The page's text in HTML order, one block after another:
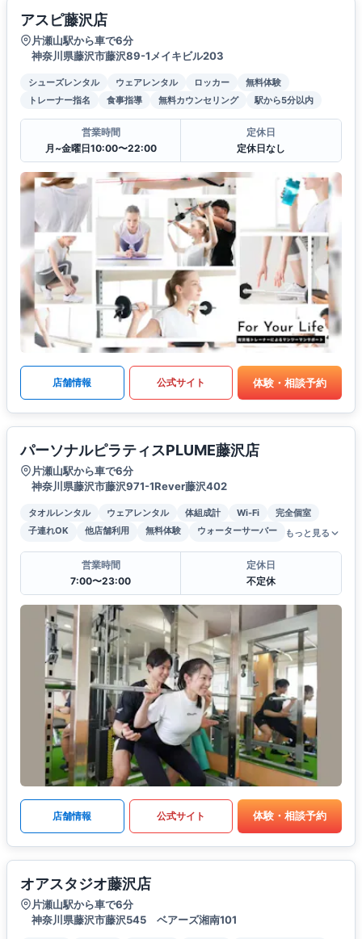
アスピ藤沢店
片瀬山駅から車で6分
神奈川県藤沢市藤沢89-1メイキビル203
シューズレンタル ウェアレンタル ロッカー
無料体験
トレーナー指名
食事指導 無料カウンセリング 駅から5分以内
営業時間
月~金曜日10:00〜22:00
定休日
定休日なし
店舗情報 公式サイト 体験・相談予約
パーソナルピラティスPLUME藤沢店
片瀬山駅から車で6分
神奈川県藤沢市藤沢971-1Rever藤沢402
タオルレンタル ウェアレンタル 体組成計 Wi-Fi
完全個室
子連れOK
他店舗利用 無料体験 ウォーターサーバー もっと見る
営業時間
7:00〜23:00
定休日
不定休
店舗情報 公式サイト 体験・相談予約
オアスタジオ藤沢店
片瀬山駅から車で6分
神奈川県藤沢市藤沢545 ベアーズ湘南101